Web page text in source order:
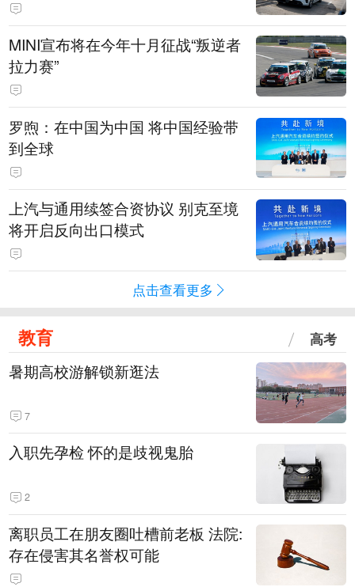
MINI宣布将在今年十月征战“叛逆者
拉力赛”
罗煦：在中国为中国 将中国经验带
到全球
上汽与通用续签合资协议 别克至境
将开启反向出口模式
点击查看更多
教育 高考
暑期高校游解锁新逛法
7
入职先孕检 怀的是歧视鬼胎
2
离职员工在朋友圈吐槽前老板 法院:
存在侵害其名誉权可能